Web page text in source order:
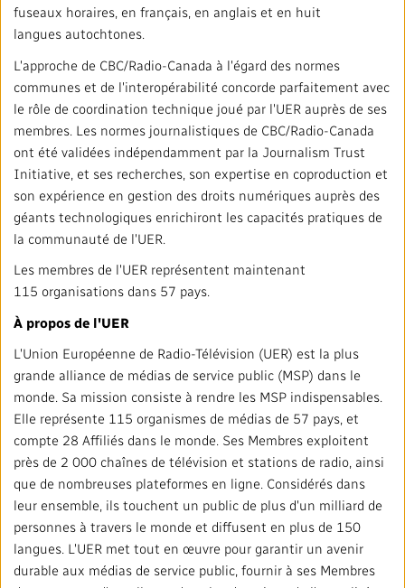
fuseaux horaires, en français, en anglais et en huit
langues autochtones.
L'approche de CBC/Radio-Canada à l'égard des normes
communes et de l'interopérabilité concorde parfaitement avec
le rôle de coordination technique joué par l'UER auprès de ses
membres. Les normes journalistiques de CBC/Radio-Canada
ont été validées indépendamment par la Journalism Trust
Initiative, et ses recherches, son expertise en coproduction et
son expérience en gestion des droits numériques auprès des
géants technologiques enrichiront les capacités pratiques de
la communauté de l'UER.
Les membres de l'UER représentent maintenant
115 organisations dans 57 pays.
À propos de l'UER
L'Union Européenne de Radio-Télévision (UER) est la plus
grande alliance de médias de service public (MSP) dans le
monde. Sa mission consiste à rendre les MSP indispensables.
Elle représente 115 organismes de médias de 57 pays, et
compte 28 Affiliés dans le monde. Ses Membres exploitent
près de 2 000 chaînes de télévision et stations de radio, ainsi
que de nombreuses plateformes en ligne. Considérés dans
leur ensemble, ils touchent un public de plus d'un milliard de
personnes à travers le monde et diffusent en plus de 150
langues. L'UER met tout en œuvre pour garantir un avenir
durable aux médias de service public, fournir à ses Membres